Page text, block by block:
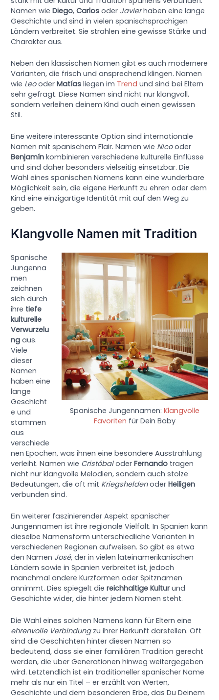
Namen wieDiego,Carlos oder Javierhaben eine lange
Geschichte und sind in vielen spanischsprachigen
Ländern verbreitet. Sie strahlen eine gewisse Stärke und
Charakter aus.
Neben den klassischen Namen gibt es auch modernere
Varianten, die frisch und ansprechend klingen. Namen
wie LeooderMatías liegen im Trend und sind bei Eltern
sehr gefragt. Diese Namen sind nicht nur klangvoll,
sondern verleihen deinem Kind auch einen gewissen
Stil.
Eine weitere interessante Option sind internationale
Namen mit spanischem Flair. Namen wie Nicooder
Benjamín kombinieren verschiedene kulturelle Einflüsse
und sind daher besonders vielseitig einsetzbar. Die
Wahl eines spanischen Namens kann eine wunderbare
Möglichkeit sein, die eigene Herkunft zu ehren oder dem
Kind eine einzigartige Identität mit auf den Weg zu
geben.
Klangvolle Namen mit Tradition
Spanische Jungennamen:Klangvolle
Favoriten für Dein Baby
Spanische
Jungenna
men
zeichnen
sich durch
ihre tiefe
kulturelle
Verwurzelu
ng aus.
Viele
dieser
Namen
haben eine
lange
Geschicht
e und
stammen
aus
verschiede
nen Epochen, was ihnen eine besondere Ausstrahlung
verleiht. Namen wie CristóbaloderFernando tragen
nicht nur klangvolle Melodien, sondern auch stolze
Bedeutungen, die oft mit KriegsheldenoderHeiligen
verbunden sind.
Ein weiterer faszinierender Aspekt spanischer
Jungennamen ist ihre regionale Vielfalt. In Spanien kann
dieselbe Namensform unterschiedliche Varianten in
verschiedenen Regionen aufweisen. So gibt es etwa
den Namen José, der in vielen lateinamerikanischen
Ländern sowie in Spanien verbreitet ist, jedoch
manchmal andere Kurzformen oder Spitznamen
annimmt. Dies spiegelt diereichhaltige Kulturund
Geschichte wider, die hinter jedem Namen steht.
Die Wahl eines solchen Namens kann für Eltern eine
ehrenvolle Verbindungzu ihrer Herkunft darstellen. Oft
sind die Geschichten hinter diesen Namen so
bedeutend, dass sie einer familiären Tradition gerecht
werden, die über Generationen hinweg weitergegeben
wird. Letztendlich ist ein traditioneller spanischer Name
mehr als nur ein Titel – er erzählt von Werten,
Geschichte und dem besonderen Erbe, das Du Deinem